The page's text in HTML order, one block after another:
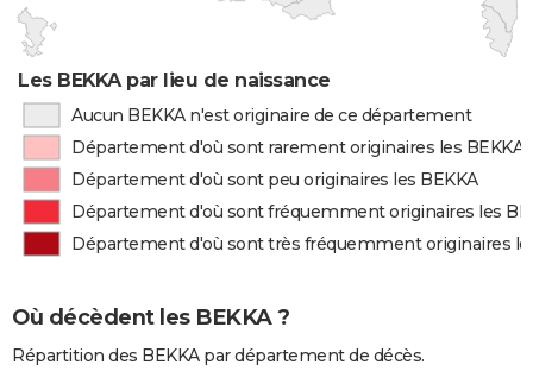
Les BEKKA par lieu de naissance
Aucun BEKKA n'est originaire de ce département
Département d'où sont rarement originaires les BEKKA
Département d'où sont peu originaires les BEKKA
Département d'où sont fréquemment originaires les
Département d'où sont très fréquemment originaires
Où décèdent les BEKKA ?
Répartition des BEKKA par département de décès.